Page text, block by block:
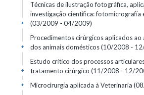
Técnicas de ilustração fotográfica,
investigação científica: fotomicrografía
(03/2009 - 04/2009)
+
Procedimentos cirúrgicos aplicados
dos animais domésticos(10/2008 -
+
Estudo crítico dos processos
tratamento cirúrgico (11/2008 - 12/
+
Microcirurgía aplicada à Veterinaria
+